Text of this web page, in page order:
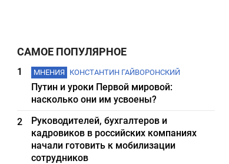
САМОЕ ПОПУЛЯРНОЕ
1 МНЕНИЯ КОНСТАНТИН ГАЙВОРОНСКИЙ
Путин и уроки Первой мировой:
насколько они им усвоены?
2
Руководителей, бухгалтеров и
кадровиков в российских компаниях
начали готовить к мобилизации
сотрудников